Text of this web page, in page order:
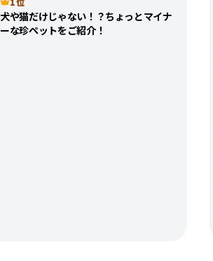
犬や猫だけじゃない！？ちょっとマイナ
ーな珍ペットをご紹介！